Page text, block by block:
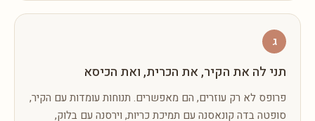
ג
תני לה את הקיר, את הכרית, ואת הכיסא
פרופס לא רק עוזרים, הם מאפשרים. תנוחות עומדות עם הקיר,
סופטה בדה קונאסנה עם תמיכת כריות, וירסנה עם בלוק,